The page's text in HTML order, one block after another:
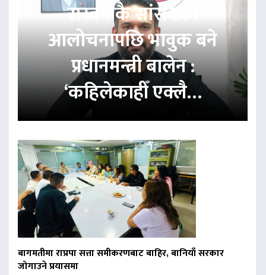
रास्वपाकै सांसदको
आलोचनापछि भावुक बने
प्रधानमन्त्री बालेन :
‘कहिलेकाहीँ एक्लै…
बागमतीमा राप्रपा सत्ता समीकरणबाट बाहिर, बानियाँ सरकार
जोगाउने प्रयासमा